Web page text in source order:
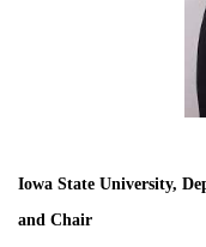
Iowa State University,
and Chair